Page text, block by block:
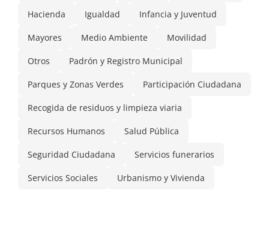
Hacienda Igualdad Infancia y Juventud
Mayores Medio Ambiente Movilidad
Otros Padrón y Registro Municipal
Parques y Zonas Verdes Participación Ciudadana
Recogida de residuos y limpieza viaria
Recursos Humanos Salud Pública
Seguridad Ciudadana Servicios funerarios
Servicios Sociales Urbanismo y Vivienda